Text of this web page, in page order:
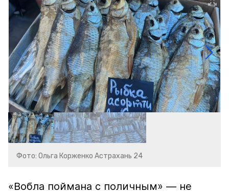
Фото: Ольга Корженко Астрахань 24
«Вобла поймана с поличным» — не